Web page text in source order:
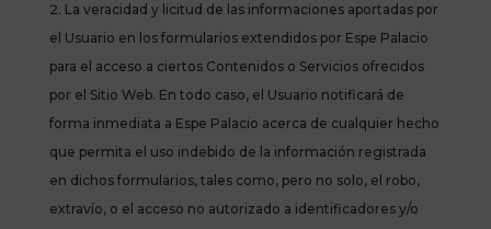
La veracidad y licitud de las informaciones aportadas por
el Usuario en los formularios extendidos por Espe Palacio
para el acceso a ciertos Contenidos o Servicios ofrecidos
por el Sitio Web. En todo caso, el Usuario notificará de
forma inmediata a Espe Palacio acerca de cualquier hecho
que permita el uso indebido de la información registrada
en dichos formularios, tales como, pero no solo, el robo,
extravío, o el acceso no autorizado a identificadores y/o